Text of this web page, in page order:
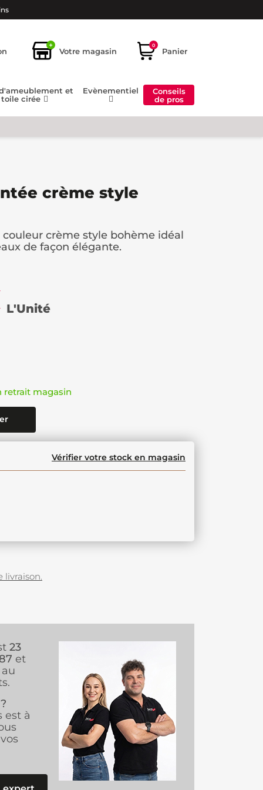
+
Votre magasin
0
Panier
et
toile cirée
Evènementiel
Conseils
de pros
crème style
crème style bohème idéal
de façon élégante.
L'Unité
retrait magasin
Vérifier votre stock en magasin
livraison.
23
et
est à